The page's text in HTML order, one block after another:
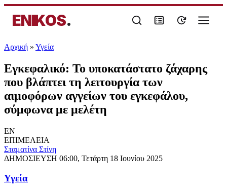
ENIKOS.
Αρχική » Υγεία
Εγκεφαλικό: Το υποκατάστατο ζάχαρης
που βλάπτει τη λειτουργία των
αιμοφόρων αγγείων του εγκεφάλου,
σύμφωνα με μελέτη
EN
ΕΠΙΜΕΛΕΙΑ
Σταματίνα Στίνη
ΔΗΜΟΣΙΕΥΣΗ 06:00, Τετάρτη 18 Ιουνίου 2025
Υγεία